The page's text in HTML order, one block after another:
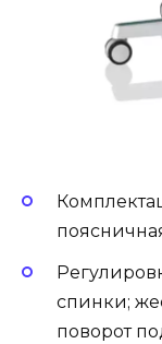
спинки;
поворот